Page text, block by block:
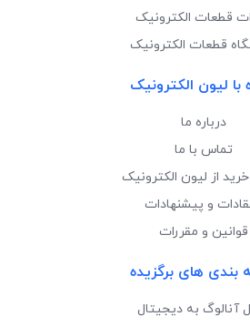
قطعات الکترونیک
قطعات الکترونیک
با لیون الکترونیک
درباره ما
تماس با ما
از لیون الکترونیک
و پیشنهادات
قوانین و مقررات
بندی های برگزیده
آنالوگ به دیجیتال